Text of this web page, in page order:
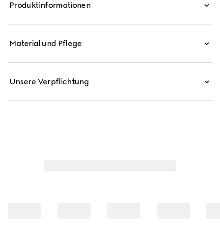
einfach Fortschritte machen und es sorgt auf jeder Piste
Produktinformationen
Material und Pflege
Unsere Verpflichtung